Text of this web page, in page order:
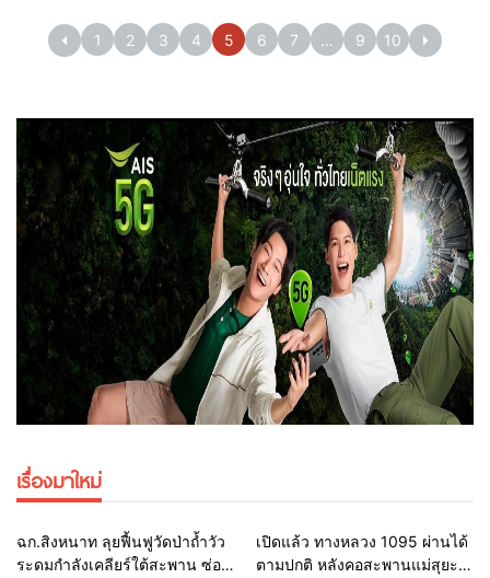
1 2 3 4 5 6 7 … 9 10
เรื่องมาใหม่
Home แวดวงทหาร
ฉก.สิงหนาท ลุยฟื้นฟูวัดป่าถ้ำวัว
ระดมกำลังเคลียร์ใต้สะพาน ซ่อม
Home รอบรั้วทั่วไทย
เปิดแล้ว ทางหลวง 1095 ผ่านได้
ตามปกติ หลังคอสะพานแม่สุยะ